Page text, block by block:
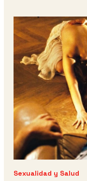
Sexualidad y Salud